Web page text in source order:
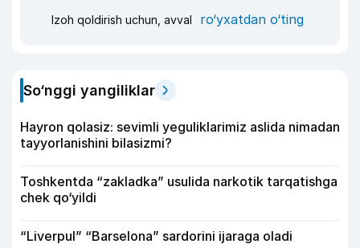
Izoh qoldirish uchun, avval ro‘yxatdan o‘ting
So‘nggi yangiliklar
Hayron qolasiz: sevimli yeguliklarimiz aslida nimadan
tayyorlanishini bilasizmi?
Toshkentda “zakladka” usulida narkotik tarqatishga
chek qo‘yildi
“Liverpul” “Barselona” sardorini ijaraga oladi